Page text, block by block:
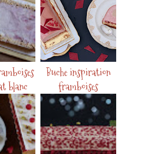
blanc
Buche inspiration
framboises